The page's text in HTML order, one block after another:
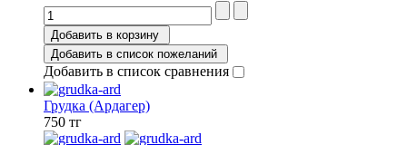
Добавить в корзину
Добавить в список пожеланий
Добавить в список сравнения
Грудка (Ардагер)
750 тг